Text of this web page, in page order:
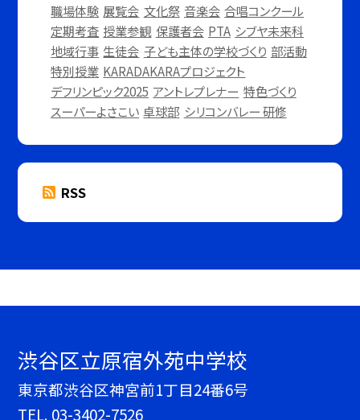
職場体験 展覧会 文化祭 音楽会 合唱コンクール
定期考査 授業参観 保護者会 PTA シブヤ未来科
地域行事 生徒会 子ども主体の学校づくり 部活動
特別授業 KARADAKARAプロジェクト
デフリンピック2025 アントレプレナー 特色づくり
スーパーよさこい 卓球部 シリコンバレー 研修
RSS
渋谷区立原宿外苑中学校
東京都渋谷区神宮前1丁目24番6号
TEL. 03-3402-7526